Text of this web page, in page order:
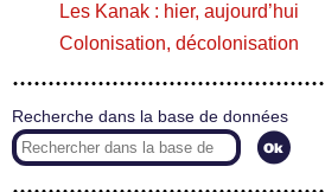
Les Kanak : hier, aujourd’hui
Colonisation, décolonisation
Recherche dans la base de données